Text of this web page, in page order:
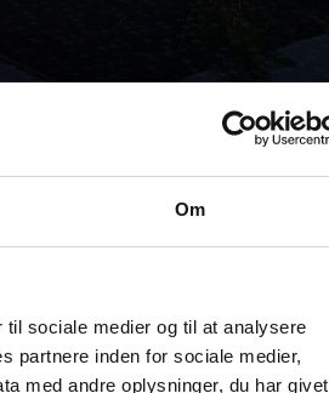
Om
sociale medier og til at analysere
partnere inden for sociale medier,
med andre oplysninger, du har givet
5